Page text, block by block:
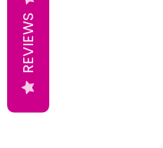
REVIEWS